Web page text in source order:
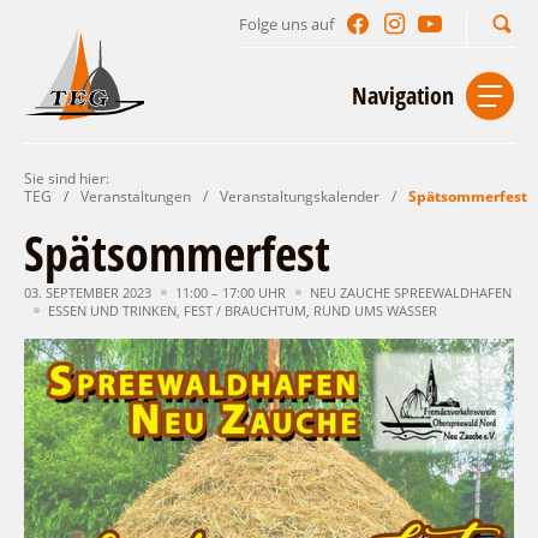
Folge uns auf
Navigation
Start Kontakt
Urlaub im Leichhardt Land
Reisegebiet
Freizeit und Erholung
Auf & im Wasser
Per Rad
Zu Fuß
Aktiverlebnisse
Sehenswertes
Naturlehrpfad Ludwig Leichhardt
Buchbare Angebote
Individuell
Touristinformationen
Unterkünfte finden
Gastgeberverzeichnis
Gastronomie
Camping
Ferienhaus- und Campingpark „Ludwig
Leichhardt“
Spreewälder Seecamping
Campingplatz am Mochowsee
Veranstaltungen
Veranstaltungskalender
Veranstaltungshöhepunkte
Sie sind hier:
TEG
/ Veranstaltungen / Veranstaltungskalender / Spätsommerfest
Spätsommerfest
03. SEPTEMBER 2023 11:00 – 17:00 UHR
NEU ZAUCHE SPREEWALDHAFEN
ESSEN UND TRINKEN, FEST / BRAUCHTUM, RUND UMS WASSER